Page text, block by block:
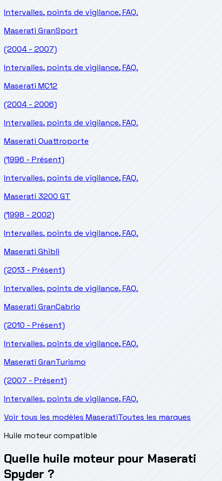
Intervalles, points de vigilance, FAQ.
Maserati GranSport
(2004 - 2007)
Intervalles, points de vigilance, FAQ.
Maserati MC12
(2004 - 2006)
Intervalles, points de vigilance, FAQ.
Maserati Quattroporte
(1996 - Présent)
Intervalles, points de vigilance, FAQ.
Maserati 3200 GT
(1998 - 2002)
Intervalles, points de vigilance, FAQ.
Maserati Ghibli
(2013 - Présent)
Intervalles, points de vigilance, FAQ.
Maserati GranCabrio
(2010 - Présent)
Intervalles, points de vigilance, FAQ.
Maserati GranTurismo
(2007 - Présent)
Intervalles, points de vigilance, FAQ.
Voir tous les modèles MaseratiToutes les marques
Huile moteur compatible
Quelle huile moteur pour Maserati
Spyder ?